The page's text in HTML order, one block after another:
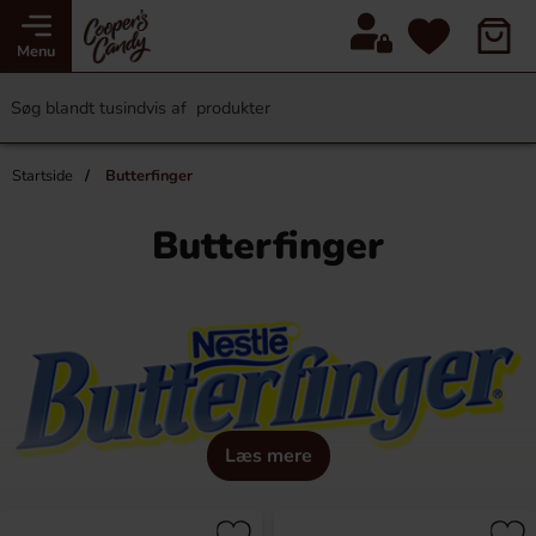
Menu
Startside Butterfinger
Butterfinger
Læs mere